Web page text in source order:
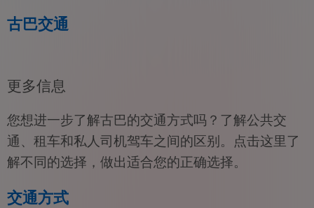
古巴交通
更多信息
您想进一步了解古巴的交通方式吗？了解公共交
通、租车和私人司机驾车之间的区别。点击这里了
解不同的选择，做出适合您的正确选择。
交通方式